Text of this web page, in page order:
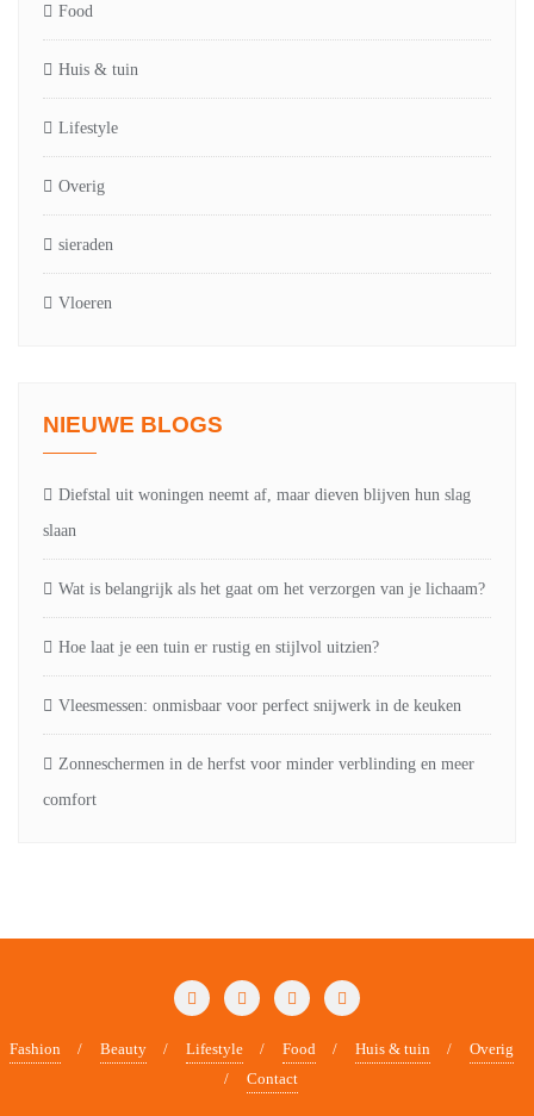
Food
Huis & tuin
Lifestyle
Overig
sieraden
Vloeren
NIEUWE BLOGS
Diefstal uit woningen neemt af, maar dieven blijven hun slag
slaan
Wat is belangrijk als het gaat om het verzorgen van je lichaam?
Hoe laat je een tuin er rustig en stijlvol uitzien?
Vleesmessen: onmisbaar voor perfect snijwerk in de keuken
Zonneschermen in de herfst voor minder verblinding en meer
comfort
Fashion Beauty Lifestyle Food Huis & tuin
Overig
Contact